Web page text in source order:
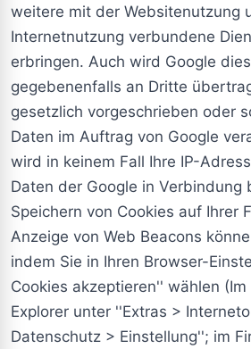
weitere mit der Websitenutzung
Internetnutzung verbundene
erbringen. Auch wird Google
gegebenenfalls an Dritte
gesetzlich vorgeschrieben oder
Daten im Auftrag von Google
wird in keinem Fall Ihre IP-
Daten der Google in Verbindung
Speichern von Cookies auf Ihrer
Anzeige von Web Beacons
indem Sie in Ihren Browser-
Cookies akzeptieren'' wählen
Explorer unter ''Extras >
Datenschutz > Einstellung''; im